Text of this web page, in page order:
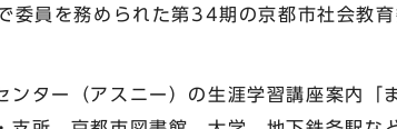
員を務められた第34期の京都市社会教
ター（アスニー）の生涯学習講座案内